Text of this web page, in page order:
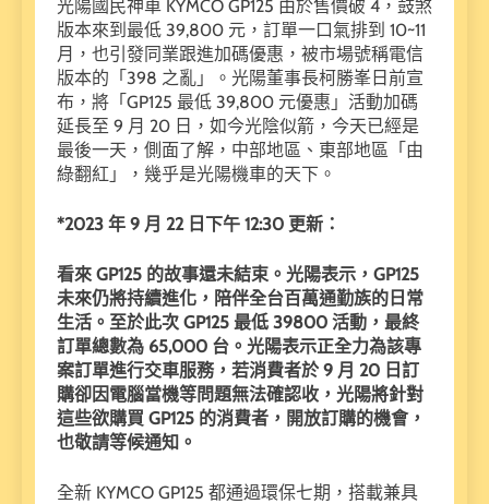
光陽國民神車 KYMCO GP125 由於售價破 4，鼓煞
版本來到最低 39,800 元，訂單一口氣排到 10~11
月，也引發同業跟進加碼優惠，被市場號稱電信
版本的「398 之亂」。光陽董事長柯勝峯日前宣
布，將「GP125 最低 39,800 元優惠」活動加碼
延長至 9 月 20 日，如今光陰似箭，今天已經是
最後一天，側面了解，中部地區、東部地區「由
綠翻紅」，幾乎是光陽機車的天下。
*2023 年 9 月 22 日下午 12:30 更新：
看來 GP125 的故事還未結束。光陽表示，GP125
未來仍將持續進化，陪伴全台百萬通勤族的日常
生活。至於此次 GP125 最低 39800 活動，最終
訂單總數為 65,000 台。光陽表示正全力為該專
案訂單進行交車服務，若消費者於 9 月 20 日訂
購卻因電腦當機等問題無法確認收，光陽將針對
這些欲購買 GP125 的消費者，開放訂購的機會，
也敬請等候通知。
全新 KYMCO GP125 都通過環保七期，搭載兼具